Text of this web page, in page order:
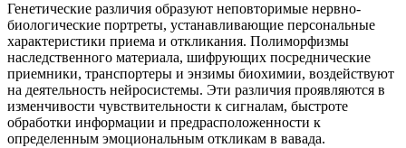
Генетические различия образуют неповторимые нервно-
биологические портреты, устанавливающие персональные
характеристики приема и откликания. Полиморфизмы
наследственного материала, шифрующих посреднические
приемники, транспортеры и энзимы биохимии, воздействуют
на деятельность нейросистемы. Эти различия проявляются в
изменчивости чувствительности к сигналам, быстроте
обработки информации и предрасположенности к
определенным эмоциональным откликам в вавада.